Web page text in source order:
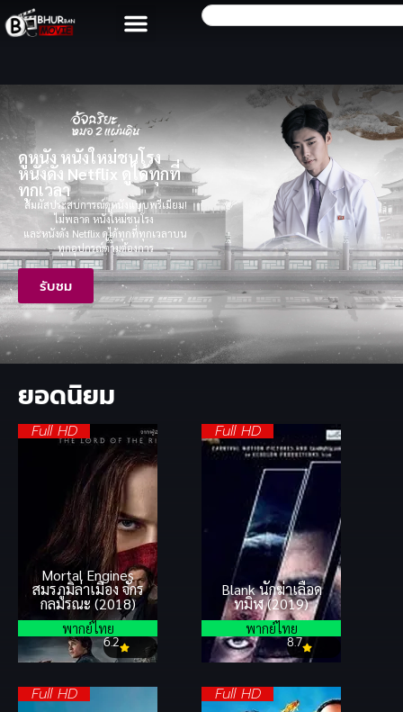
ดูหนัง หนังใหม่ชนโรง
หนังดัง Netflix ดูได้ทุกที่
ทุกเวลา
สัมผัสประสบการณ์ดูหนังแบบพรีเมียม!
ไม่พลาด หนังใหม่ชนโรง
และหนังดัง Netflix ดูได้ทุกที่ทุกเวลาบน
ทุกอุปกรณ์ตามต้องการ
รับชม
ยอดนิยม
Full HD
Mortal Engines
สมรภูมิล่าเมือง จักร
กลมรณะ (2018)
6.2
พากย์ไทย
Full HD
Blank นักฆ่าเลือด
ทมิฬ (2019)
8.7
พากย์ไทย
Full HD Full HD